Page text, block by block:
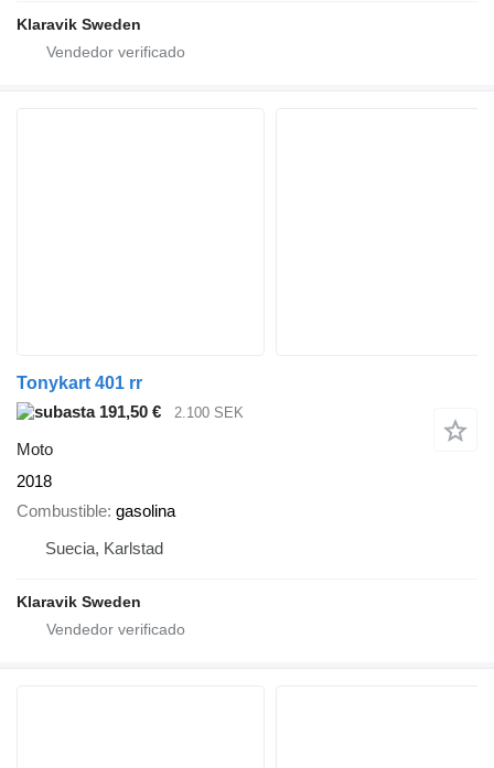
Klaravik Sweden
Tonykart 401 rr
191,50 €
2.100 SEK
Moto
2018
Combustible gasolina
Suecia, Karlstad
Klaravik Sweden